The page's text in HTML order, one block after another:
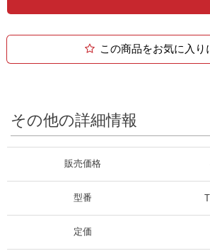
この商品をお気に入り
その他の詳細情報
販売価格
型番
定価